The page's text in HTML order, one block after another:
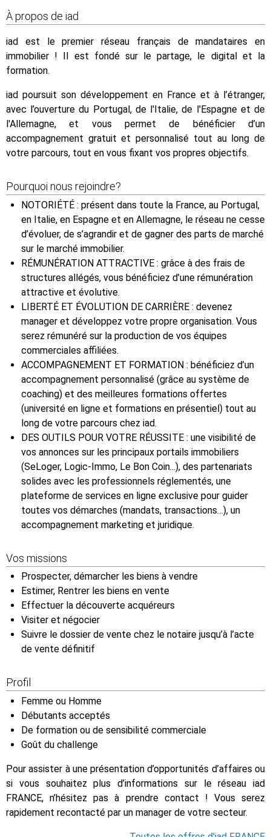
À propos de iad
iad est le premier réseau français de mandataires en
immobilier ! Il est fondé sur le partage, le digital et la
formation.
iad poursuit son développement en France et à l’étranger,
avec l’ouverture du Portugal, de l'Italie, de l'Espagne et de
l'Allemagne, et vous permet de bénéficier d’un
accompagnement gratuit et personnalisé tout au long de
votre parcours, tout en vous fixant vos propres objectifs.
Pourquoi nous rejoindre?
NOTORIÉTÉ : présent dans toute la France, au Portugal,
en Italie, en Espagne et en Allemagne, le réseau ne cesse
d’évoluer, de s’agrandir et de gagner des parts de marché
sur le marché immobilier.
RÉMUNÉRATION ATTRACTIVE : grâce à des frais de
structures allégés, vous bénéficiez d’une rémunération
attractive et évolutive.
LIBERTÉ ET ÉVOLUTION DE CARRIÈRE : devenez
manager et développez votre propre organisation. Vous
serez rémunéré sur la production de vos équipes
commerciales affiliées.
ACCOMPAGNEMENT ET FORMATION : bénéficiez d’un
accompagnement personnalisé (grâce au système de
coaching) et des meilleures formations offertes
(université en ligne et formations en présentiel) tout au
long de votre parcours chez iad.
DES OUTILS POUR VOTRE RÉUSSITE : une visibilité de
vos annonces sur les principaux portails immobiliers
(SeLoger, Logic-Immo, Le Bon Coin...), des partenariats
solides avec les professionnels réglementés, une
plateforme de services en ligne exclusive pour guider
toutes vos démarches (mandats, transactions…), un
accompagnement marketing et juridique.
Vos missions
Prospecter, démarcher les biens à vendre
Estimer, Rentrer les biens en vente
Effectuer la découverte acquéreurs
Visiter et négocier
Suivre le dossier de vente chez le notaire jusqu’à l’acte
de vente définitif
Profil
Femme ou Homme
Débutants acceptés
De formation ou de sensibilité commerciale
Goût du challenge
Pour assister à une présentation d’opportunités d’affaires ou
si vous souhaitez plus d’informations sur le réseau iad
FRANCE, n’hésitez pas à prendre contact ! Vous serez
rapidement recontacté par un manager de votre secteur.